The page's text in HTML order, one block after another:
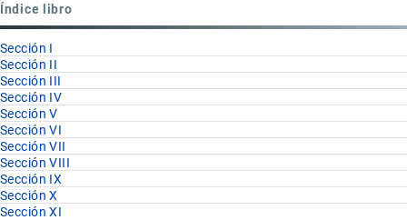
62.07
Índice libro
Sección I
Sección II
Sección III
Sección IV
Sección V
Sección VI
Sección VII
Sección VIII
Sección IX
Sección X
Sección XI